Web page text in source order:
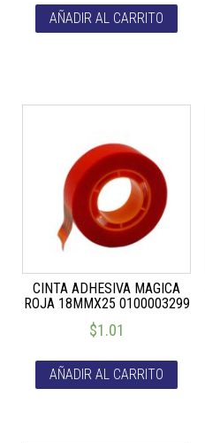
AÑADIR AL CARRITO
CINTA ADHESIVA MAGICA
ROJA 18MMX25 0100003299
$1.01
AÑADIR AL CARRITO